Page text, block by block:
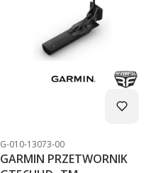
Kod produktu
G-010-13073-00
GARMIN PRZETWORNIK